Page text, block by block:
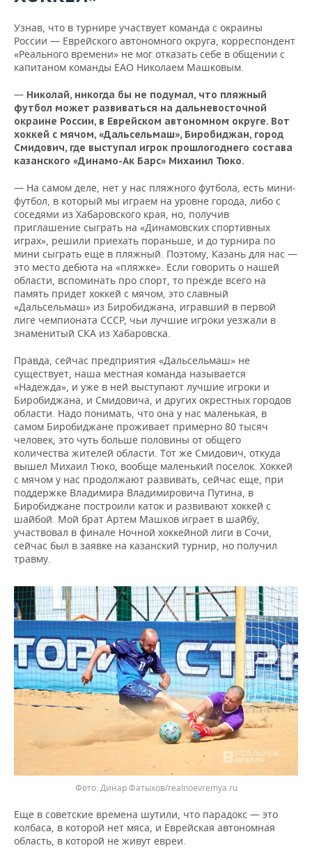
Узнав, что в турнире участвует команда с окраины
России — Еврейского автономного округа, корреспондент
«Реального времени» не мог отказать себе в общении с
капитаном команды ЕАО Николаем Машковым.
— Николай, никогда бы не подумал, что пляжный
футбол может развиваться на дальневосточной
окраине России, в Еврейском автономном округе. Вот
хоккей с мячом, «Дальсельмаш», Биробиджан, город
Смидович, где выступал игрок прошлогоднего состава
казанского «Динамо-Ак Барс» Михаиил Тюко.
— На самом деле, нет у нас пляжного футбола, есть мини-
футбол, в который мы играем на уровне города, либо с
соседями из Хабаровского края, но, получив
приглашение сыграть на «Динамовских спортивных
играх», решили приехать пораньше, и до турнира по
мини сыграть еще в пляжный. Поэтому, Казань для нас —
это место дебюта на «пляжке». Если говорить о нашей
области, вспоминать про спорт, то прежде всего на
память придет хоккей с мячом, это славный
«Дальсельмаш» из Биробиджана, игравший в первой
лиге чемпионата СССР, чьи лучшие игроки уезжали в
знаменитый СКА из Хабаровска.
Правда, сейчас предприятия «Дальсельмаш» не
существует, наша местная команда называется
«Надежда», и уже в ней выступают лучшие игроки и
Биробиджана, и Смидовича, и других окрестных городов
области. Надо понимать, что она у нас маленькая, в
самом Биробиджане проживает примерно 80 тысяч
человек, это чуть больше половины от общего
количества жителей области. Тот же Смидович, откуда
вышел Михаил Тюко, вообще маленький поселок. Хоккей
с мячом у нас продолжают развивать, сейчас еще, при
поддержке Владимира Владимировича Путина, в
Биробиджане построили каток и развивают хоккей с
шайбой. Мой брат Артем Машков играет в шайбу,
участвовал в финале Ночной хоккейной лиги в Сочи,
сейчас был в заявке на казанский турнир, но получил
травму.
Фото: Динар Фатыхов/realnoevremya.ru
Еще в советские времена шутили, что парадокс — это
колбаса, в которой нет мяса, и Еврейская автономная
область, в которой не живут евреи.